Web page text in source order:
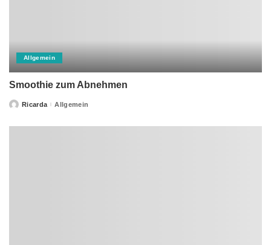
Allgemein
Smoothie zum Abnehmen
PostedRicarda Allgemein